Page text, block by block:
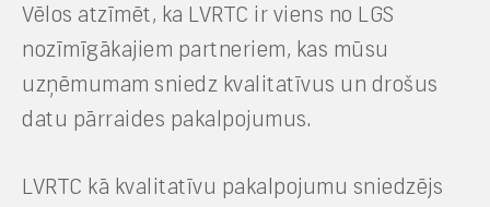
Vēlos atzīmēt, ka LVRTC ir viens no LGS
nozīmīgākajiem partneriem, kas mūsu
uzņēmumam sniedz kvalitatīvus un drošus
datu pārraides pakalpojumus.
LVRTC kā kvalitatīvu pakalpojumu sniedzējs